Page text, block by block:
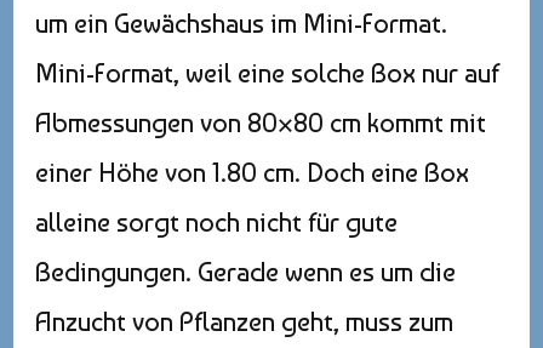
um ein Gewächshaus im Mini-Format.
Mini-Format, weil eine solche Box nur auf
Abmessungen von 80×80 cm kommt mit
einer Höhe von 1.80 cm. Doch eine Box
alleine sorgt noch nicht für gute
Bedingungen. Gerade wenn es um die
Anzucht von Pflanzen geht, muss zum